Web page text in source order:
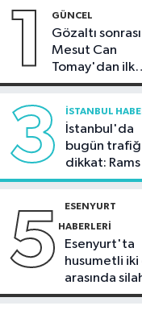
1 GÜNCEL
Gözaltı sonrası
Mesut Can
Tomay'dan ilk
açıklama
3 İSTANBUL
İstanbul'da
bugün
dikkat: Rams
çevresinde
5 ESENYURT
HABERLERI
Esenyurt'ta
husumetli
arasında
kavga